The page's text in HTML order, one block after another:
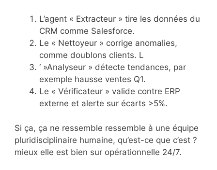
L’agent « Extracteur » tire les données du
CRM comme Salesforce.
Le « Nettoyeur » corrige anomalies,
comme doublons clients. L
‘ »Analyseur » détecte tendances, par
exemple hausse ventes Q1.
Le « Vérificateur » valide contre ERP
externe et alerte sur écarts >5%.
Si ça, ça ne ressemble ressemble à une équipe
pluridisciplinaire humaine, qu’est-ce que c’est ?
mieux elle est bien sur opérationnelle 24/7.